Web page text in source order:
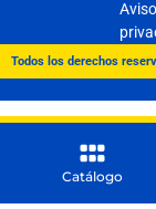
Todos los derechos
Catálogo